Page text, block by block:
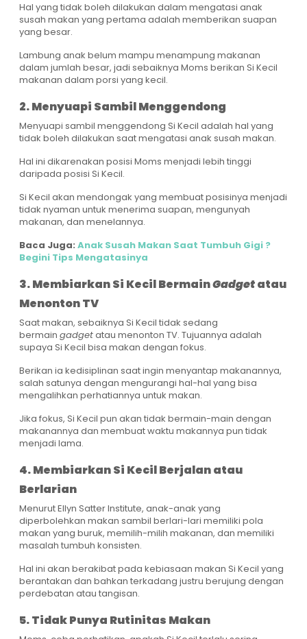
Hal yang tidak boleh dilakukan dalam mengatasi anak
susah makan yang pertama adalah memberikan suapan
yang besar.
Lambung anak belum mampu menampung makanan
dalam jumlah besar, jadi sebaiknya Moms berikan Si Kecil
makanan dalam porsi yang kecil.
2. Menyuapi Sambil Menggendong
Menyuapi sambil menggendong Si Kecil adalah hal yang
tidak boleh dilakukan saat mengatasi anak susah makan.
Hal ini dikarenakan posisi Moms menjadi lebih tinggi
daripada posisi Si Kecil.
Si Kecil akan mendongak yang membuat posisinya menjadi
tidak nyaman untuk menerima suapan, mengunyah
makanan, dan menelannya.
Baca Juga: Anak Susah Makan Saat Tumbuh Gigi ?
Begini Tips Mengatasinya
3. Membiarkan Si Kecil BermainGadgetatau
Menonton TV
Saat makan, sebaiknya Si Kecil tidak sedang
bermain gadgetatau menonton TV. Tujuannya adalah
supaya Si Kecil bisa makan dengan fokus.
Berikan ia kedisiplinan saat ingin menyantap makanannya,
salah satunya dengan mengurangi hal-hal yang bisa
mengalihkan perhatiannya untuk makan.
Jika fokus, Si Kecil pun akan tidak bermain-main dengan
makanannya dan membuat waktu makannya pun tidak
menjadi lama.
4. Membiarkan Si Kecil Berjalan atau
Berlarian
Menurut Ellyn Satter Institute, anak-anak yang
diperbolehkan makan sambil berlari-lari memiliki pola
makan yang buruk, memilih-milih makanan, dan memiliki
masalah tumbuh konsisten.
Hal ini akan berakibat pada kebiasaan makan Si Kecil yang
berantakan dan bahkan terkadang justru berujung dengan
perdebatan atau tangisan.
5. Tidak Punya Rutinitas Makan